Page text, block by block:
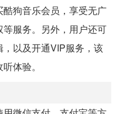
狗音乐会员，享受无广
服务。另外，用户还可
以及开通VIP服务，该
体验。